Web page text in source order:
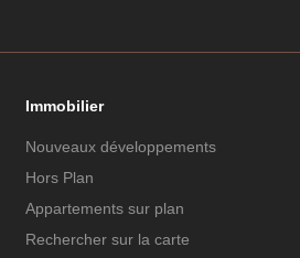
Immobilier
Nouveaux développements
Hors Plan
Appartements sur plan
Rechercher sur la carte